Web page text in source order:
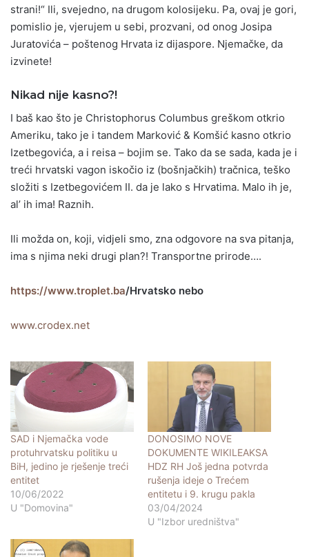
strani!“ Ili, svejedno, na drugom kolosijeku. Pa, ovaj je gori,
pomislio je, vjerujem u sebi, prozvani, od onog Josipa
Juratovića – poštenog Hrvata iz dijaspore. Njemačke, da
izvinete!
Nikad nije kasno?!
I baš kao što je Christophorus Columbus greškom otkrio
Ameriku, tako je i tandem Marković & Komšić kasno otkrio
Izetbegovića, a i reisa – bojim se. Tako da se sada, kada je i
treći hrvatski vagon iskočio iz (bošnjačkih) tračnica, teško
složiti s Izetbegovićem II. da je lako s Hrvatima. Malo ih je,
al’ ih ima! Raznih.
Ili možda on, koji, vidjeli smo, zna odgovore na sva pitanja,
ima s njima neki drugi plan?! Transportne prirode….
https://www.troplet.ba/Hrvatsko nebo
www.crodex.net
SAD i Njemačka vode
protuhrvatsku politiku u
BiH, jedino je rješenje treći
entitet
10/06/2022
U "Domovina"
DONOSIMO NOVE
DOKUMENTE WIKILEAKSA
HDZ RH Još jedna potvrda
rušenja ideje o Trećem
entitetu i 9. krugu pakla
03/04/2024
U "Izbor uredništva"